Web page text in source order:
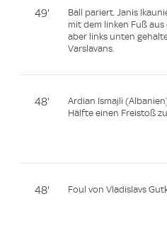
49'
Ball pariert. Janis
mit dem linken Fuß aus
aber links unten
Varslavans.
48'
Ardian Ismajli
Hälfte einen Freistoß
48' Foul von Vladislavs